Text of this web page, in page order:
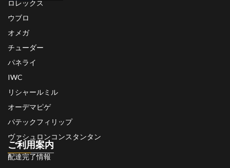
ロレックス
ウブロ
オメガ
チューダー
パネライ
IWC
リシャールミル
オーデマピゲ
パテックフィリップ
ヴァシュロンコンスタンタン
ご利用案内
配達完了情報